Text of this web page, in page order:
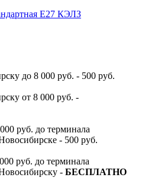
E27 КЭЛЗ
до 8 000 руб. - 500 руб.
от 8 000 руб. -
руб. до терминала
- 500 руб.
руб. до терминала
- БЕСПЛАТНО